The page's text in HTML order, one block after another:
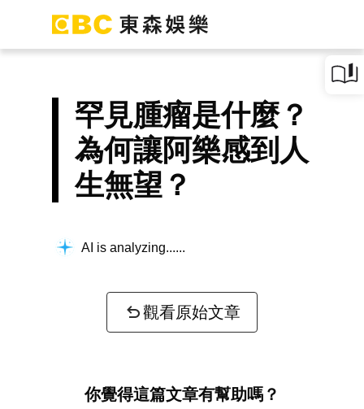
罕見腫瘤是什麼？
為何讓阿樂感到人
生無望？
AI is analyzing...
觀看原始文章
你覺得這篇文章有幫助嗎？